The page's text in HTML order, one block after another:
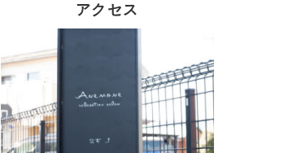
アクセス